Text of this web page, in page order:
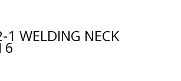
1 WELDING NECK
6